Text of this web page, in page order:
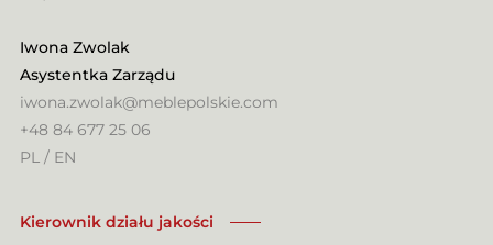
Iwona Zwolak
Asystentka Zarządu
iwona.zwolak@meblepolskie.com
+48 84 677 25 06
PL / EN
Kierownik działu jakości